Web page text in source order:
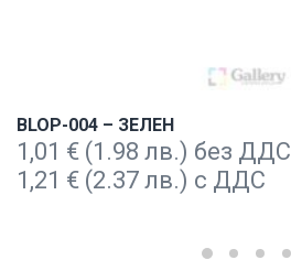
BLOP-004 – ЗЕЛЕН
1,01 € (1.98 лв.) без ДДС
1,21 € (2.37 лв.) с ДДС